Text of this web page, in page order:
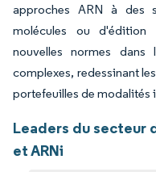
approches ARN à des
molécules ou d'édition
nouvelles normes
complexes, redessinant
portefeuilles de modalités
Leaders du secteur
et ARNi